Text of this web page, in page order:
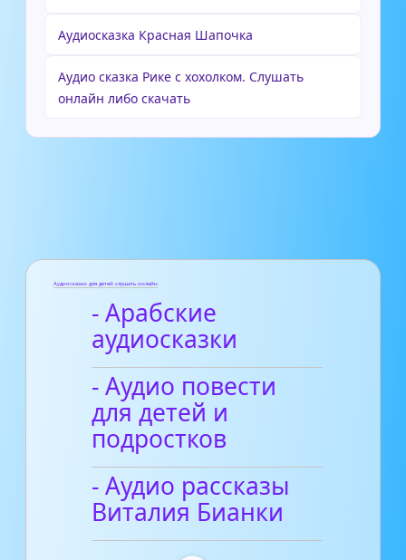
Аудиосказка Красная Шапочка
Аудио сказка Рике с хохолком. Слушать
онлайн либо скачать
Аудиосказки для детей слушать онлайн
- Арабские
аудиосказки
- Аудио повести
для детей и
подростков
- Аудио рассказы
Виталия Бианки